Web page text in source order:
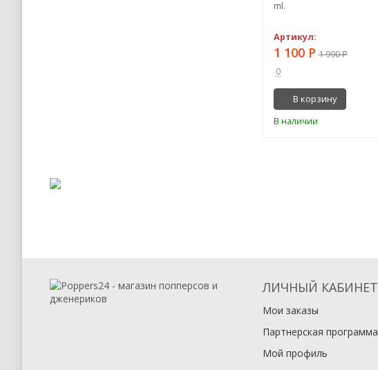
ml.
Артикул:
1 100 Р 1 990Р
0
В корзину
В наличии
ЛИЧНЫЙ КАБИНЕТ
Мои заказы
Партнерская программа
Мой профиль